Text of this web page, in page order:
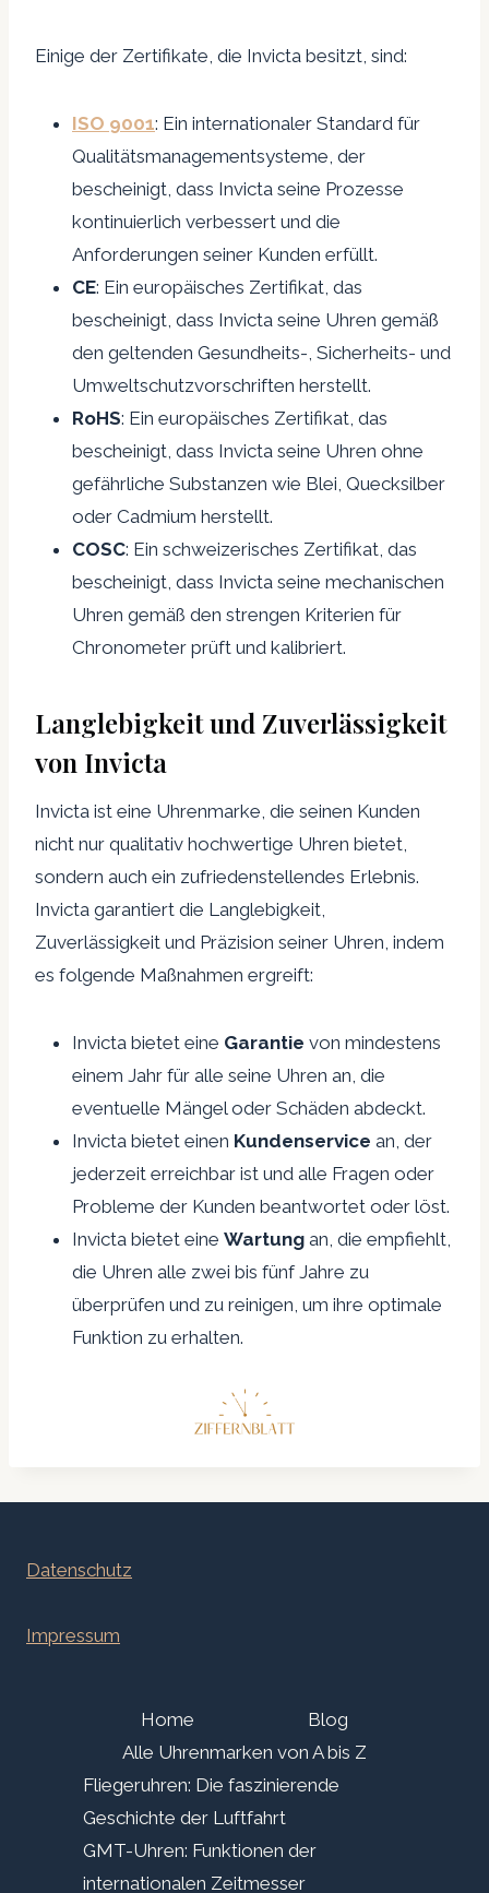
Einige der Zertifikate, die Invicta besitzt, sind:
ISO 9001: Ein internationaler Standard für
Qualitätsmanagementsysteme, der
bescheinigt, dass Invicta seine Prozesse
kontinuierlich verbessert und die
Anforderungen seiner Kunden erfüllt.
CE: Ein europäisches Zertifikat, das
bescheinigt, dass Invicta seine Uhren gemäß
den geltenden Gesundheits-, Sicherheits- und
Umweltschutzvorschriften herstellt.
RoHS: Ein europäisches Zertifikat, das
bescheinigt, dass Invicta seine Uhren ohne
gefährliche Substanzen wie Blei, Quecksilber
oder Cadmium herstellt.
COSC: Ein schweizerisches Zertifikat, das
bescheinigt, dass Invicta seine mechanischen
Uhren gemäß den strengen Kriterien für
Chronometer prüft und kalibriert.
Langlebigkeit und Zuverlässigkeit
von Invicta
Invicta ist eine Uhrenmarke, die seinen Kunden
nicht nur qualitativ hochwertige Uhren bietet,
sondern auch ein zufriedenstellendes Erlebnis.
Invicta garantiert die Langlebigkeit,
Zuverlässigkeit und Präzision seiner Uhren, indem
es folgende Maßnahmen ergreift:
Invicta bietet eine Garantie von mindestens
einem Jahr für alle seine Uhren an, die
eventuelle Mängel oder Schäden abdeckt.
Invicta bietet einen Kundenservice an, der
jederzeit erreichbar ist und alle Fragen oder
Probleme der Kunden beantwortet oder löst.
Invicta bietet eine Wartung an, die empfiehlt,
die Uhren alle zwei bis fünf Jahre zu
überprüfen und zu reinigen, um ihre optimale
Funktion zu erhalten.
Datenschutz
Impressum
Home
Blog
Alle Uhrenmarken von A bis Z
Fliegeruhren: Die faszinierende
Geschichte der Luftfahrt
GMT-Uhren: Funktionen der
internationalen Zeitmesser